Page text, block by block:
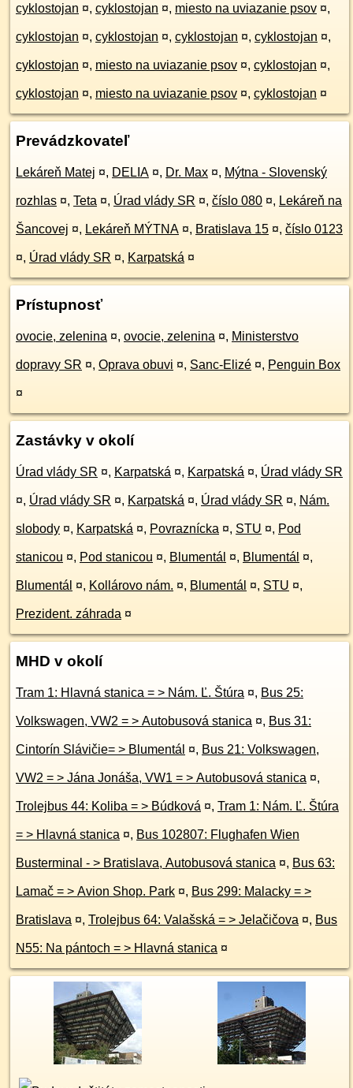
cyklostojan ¤, cyklostojan ¤, miesto na uviazanie psov ¤,
cyklostojan ¤, cyklostojan ¤, cyklostojan ¤, cyklostojan ¤,
cyklostojan ¤, miesto na uviazanie psov ¤, cyklostojan ¤,
cyklostojan ¤, miesto na uviazanie psov ¤, cyklostojan ¤
Prevádzkovateľ
Lekáreň Matej ¤, DELIA ¤, Dr. Max ¤, Mýtna - Slovenský
rozhlas ¤, Teta ¤, Úrad vlády SR ¤, číslo 080 ¤, Lekáreň na
Šancovej ¤, Lekáreň MÝTNA ¤, Bratislava 15 ¤, číslo 0123
¤, Úrad vlády SR ¤, Karpatská ¤
Prístupnosť
ovocie, zelenina ¤, ovocie, zelenina ¤, Ministerstvo
dopravy SR ¤, Oprava obuvi ¤, Sanc-Elizé ¤, Penguin Box
¤
Zastávky v okolí
Úrad vlády SR ¤, Karpatská ¤, Karpatská ¤, Úrad vlády SR
¤, Úrad vlády SR ¤, Karpatská ¤, Úrad vlády SR ¤, Nám.
slobody ¤, Karpatská ¤, Povraznícka ¤, STU ¤, Pod
stanicou ¤, Pod stanicou ¤, Blumentál ¤, Blumentál ¤,
Blumentál ¤, Kollárovo nám. ¤, Blumentál ¤, STU ¤,
Prezident. záhrada ¤
MHD v okolí
Tram 1: Hlavná stanica = > Nám. Ľ. Štúra ¤, Bus 25:
Volkswagen, VW2 = > Autobusová stanica ¤, Bus 31:
Cintorín Slávičie= > Blumentál ¤, Bus 21: Volkswagen,
VW2 = > Jána Jonáša, VW1 = > Autobusová stanica ¤,
Trolejbus 44: Koliba = > Búdková ¤, Tram 1: Nám. Ľ. Štúra
= > Hlavná stanica ¤, Bus 102807: Flughafen Wien
Busterminal - > Bratislava, Autobusová stanica ¤, Bus 63:
Lamač = > Avion Shop. Park ¤, Bus 299: Malacky = >
Bratislava ¤, Trolejbus 64: Valašská = > Jelačičova ¤, Bus
N55: Na pántoch = > Hlavná stanica ¤